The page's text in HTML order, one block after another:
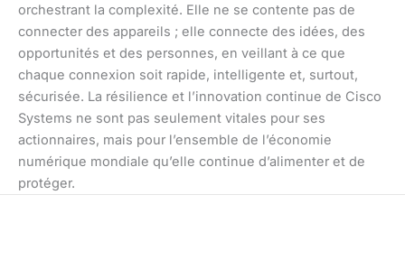
orchestrant la complexité. Elle ne se contente pas de
connecter des appareils ; elle connecte des idées, des
opportunités et des personnes, en veillant à ce que
chaque connexion soit rapide, intelligente et, surtout,
sécurisée. La résilience et l’innovation continue de Cisco
Systems ne sont pas seulement vitales pour ses
actionnaires, mais pour l’ensemble de l’économie
numérique mondiale qu’elle continue d’alimenter et de
protéger.